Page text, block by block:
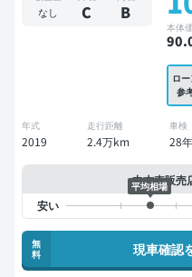
なし C B
本体
90
ロ
参
年式
2019
走行距離
2.4万km
車検
28
中古車販売
平均相場
無
料
現車確認